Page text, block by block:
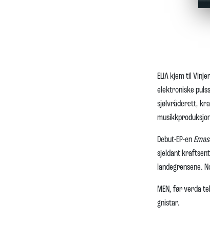
ELIA kjem til
elektroniske
sjølvråderett,
Debut-EP-en
sjeldant
landegrensene.
MEN, før verda
gnistar.